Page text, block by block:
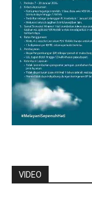
VIDEO